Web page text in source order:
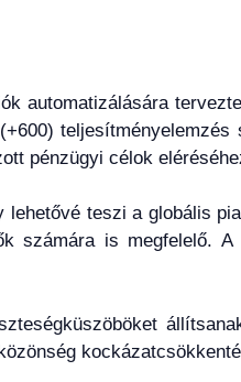
automatizálására
pénzügyi célok
teszi a globális
számára is megfelelő.